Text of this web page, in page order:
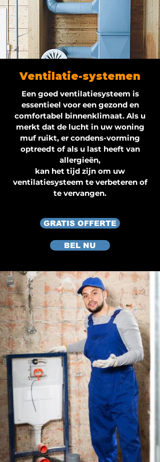
Ventilatie-systemen
Een goed ventilatiesysteem is
essentieel voor een gezond en
comfortabel binnenklimaat. Als u
merkt dat de lucht in uw woning
muf ruikt, er condens-vorming
optreedt of als u last heeft van
allergieën,
kan het tijd zijn om uw
ventilatiesysteem te verbeteren of
te vervangen.
GRATIS OFFERTE
BEL NU